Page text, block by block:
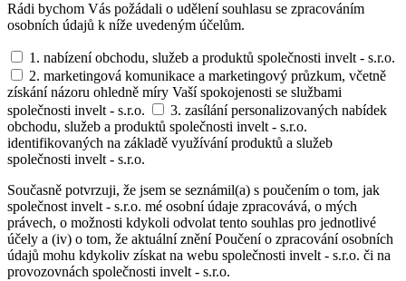
Rádi bychom Vás požádali o udělení souhlasu se zpracováním
osobních údajů k níže uvedeným účelům.
1. nabízení obchodu, služeb a produktů společnosti invelt - s.r.o.
2. marketingová komunikace a marketingový průzkum, včetně
získání názoru ohledně míry Vaší spokojenosti se službami
společnosti invelt - s.r.o.
3. zasílání personalizovaných nabídek
obchodu, služeb a produktů společnosti invelt - s.r.o.
identifikovaných na základě využívání produktů a služeb
společnosti invelt - s.r.o.
Současně potvrzuji, že jsem se seznámil(a) s poučením o tom, jak
společnost invelt - s.r.o. mé osobní údaje zpracovává, o mých
právech, o možnosti kdykoli odvolat tento souhlas pro jednotlivé
účely a (iv) o tom, že aktuální znění Poučení o zpracování osobních
údajů mohu kdykoliv získat na webu společnosti invelt - s.r.o. či na
provozovnách společnosti invelt - s.r.o.